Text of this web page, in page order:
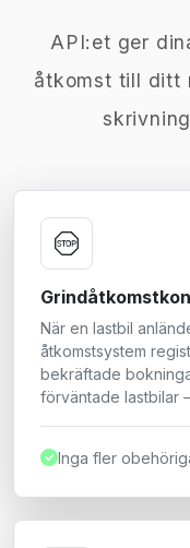
API:et ger
åtkomst till ditt
När en lastbil
åtkomstsystem
bekräftade
förväntade lastbilar
Inga fler